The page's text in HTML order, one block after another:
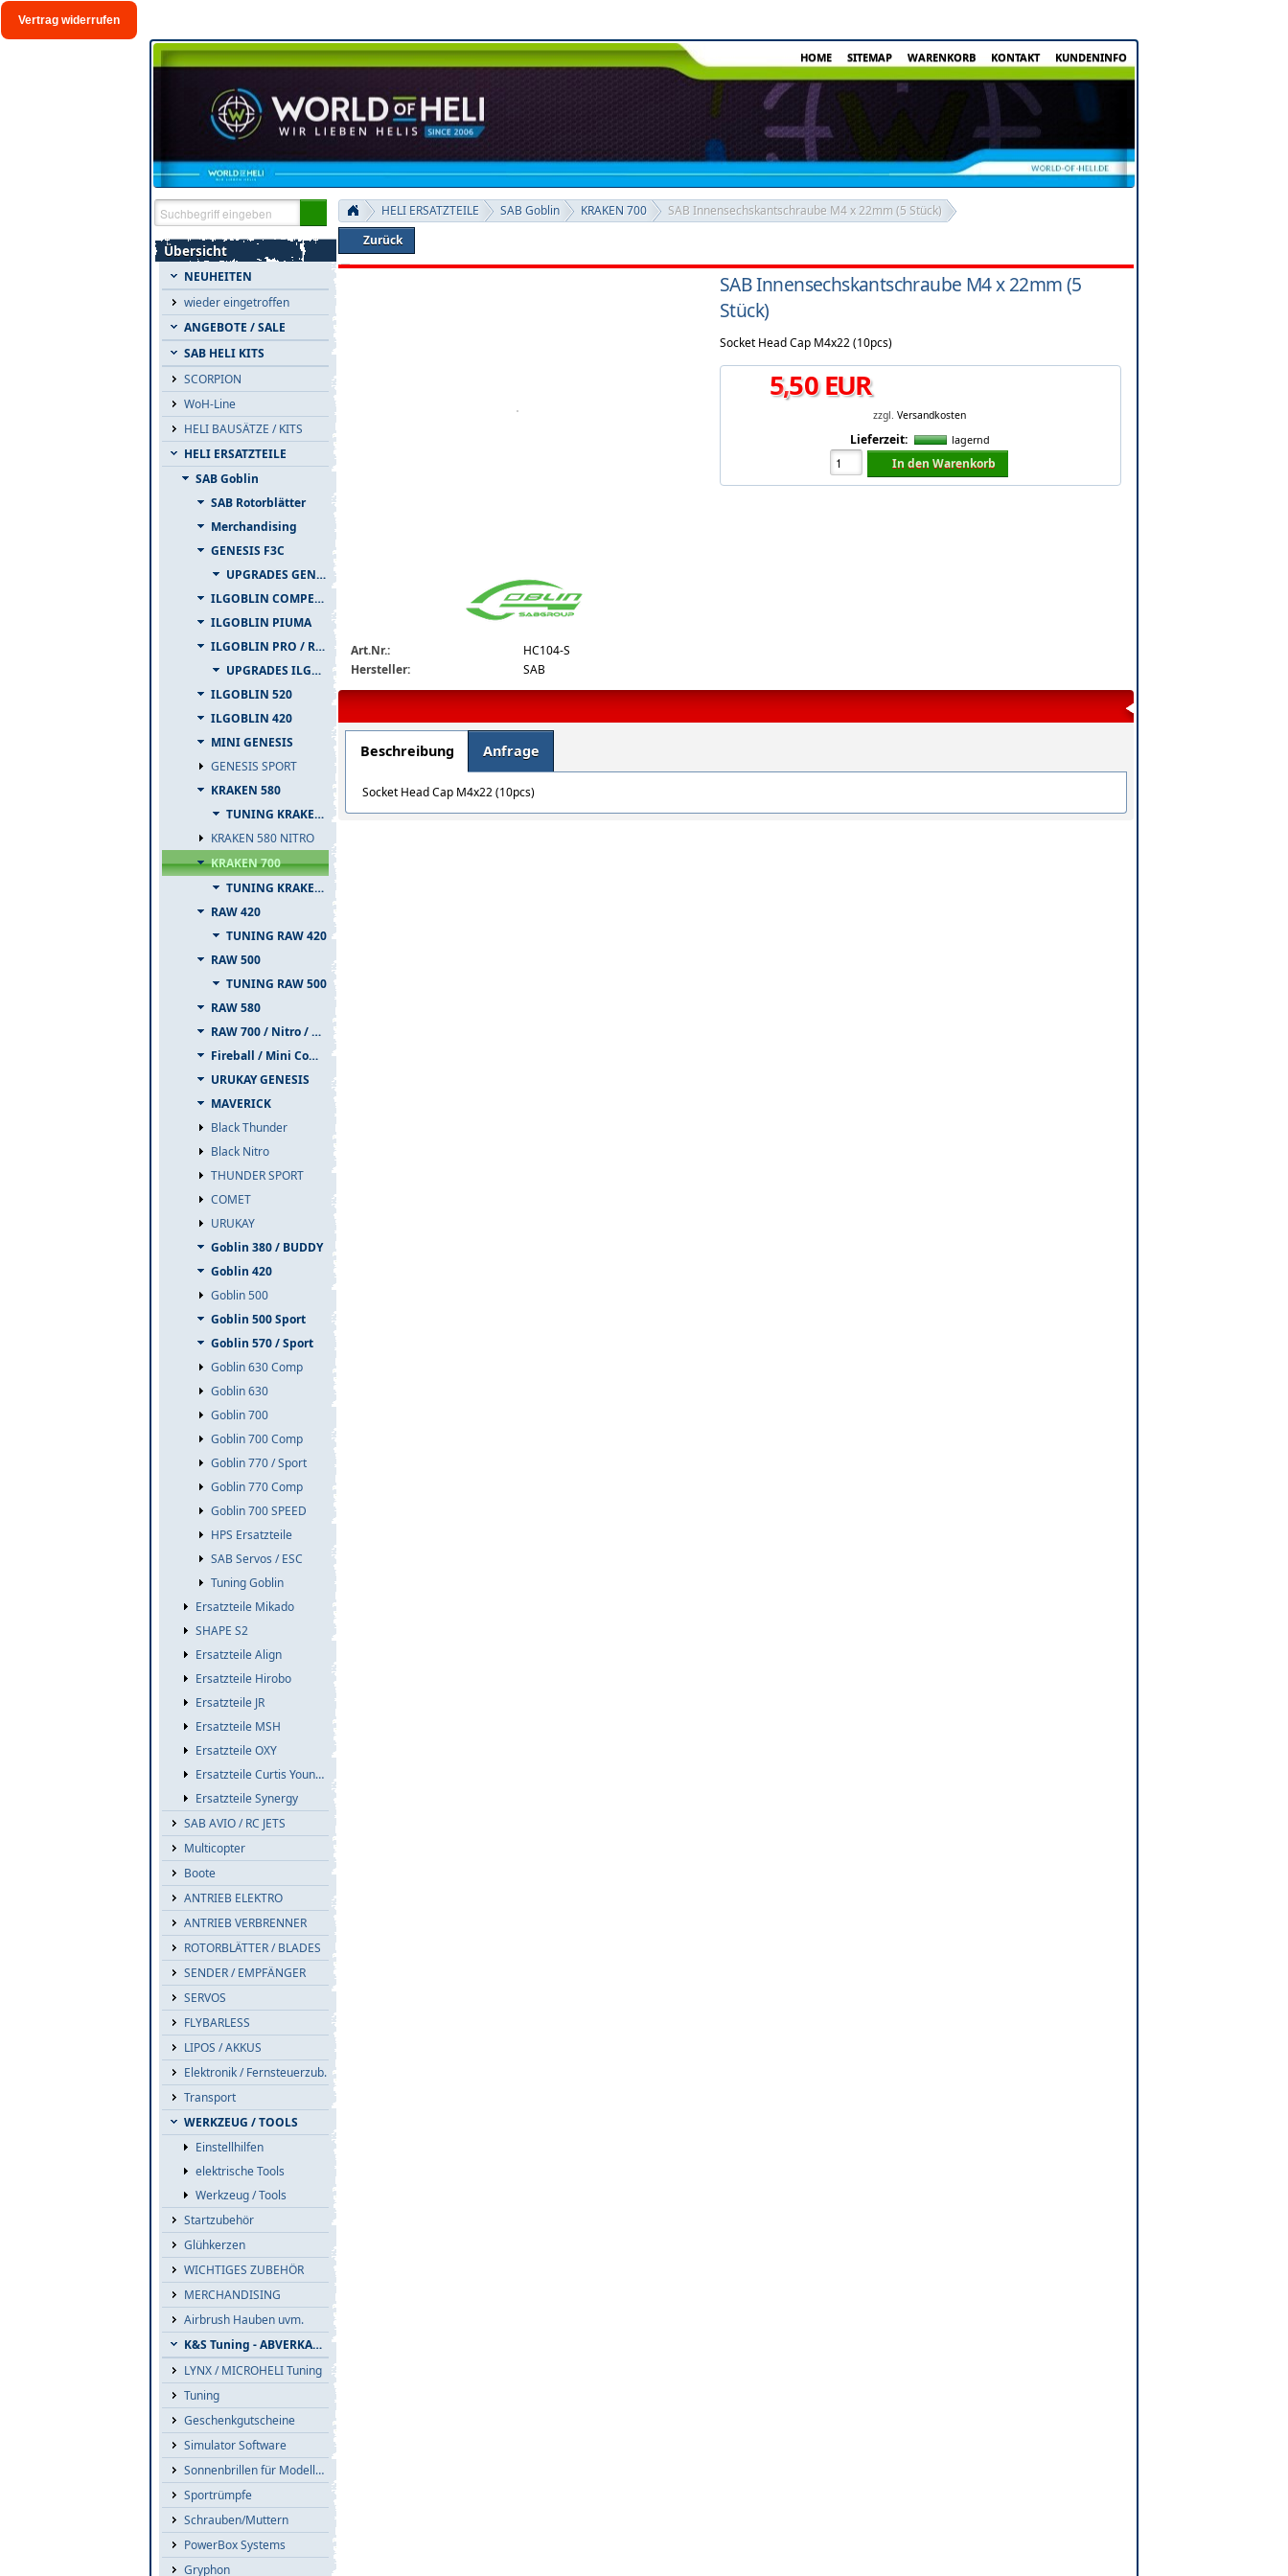
Vertrag widerrufen
HOME SITEMAP WARENKORB KONTAKT KUNDENINFO
Übersicht
NEUHEITEN
wieder eingetroffen
ANGEBOTE / SALE
SAB HELI KITS
SCORPION
WoH-Line
HELI BAUSÄTZE / KITS
HELI ERSATZTEILE
SAB Goblin
SAB Rotorblätter
Merchandising
GENESIS F3C
UPGRADES GENESIS F3C
ILGOBLIN COMPETIZIONE
ILGOBLIN PIUMA
ILGOBLIN PRO / RAW 700
UPGRADES ILGOBLIN PRO / RAW 700
ILGOBLIN 520
ILGOBLIN 420
MINI GENESIS
GENESIS SPORT
KRAKEN 580
TUNING KRAKEN 580
KRAKEN 580 NITRO
KRAKEN 700
TUNING KRAKEN 700
RAW 420
TUNING RAW 420
RAW 500
TUNING RAW 500
RAW 580
RAW 700 / Nitro / PIUMA
Fireball / Mini Comet
URUKAY GENESIS
MAVERICK
Black Thunder
Black Nitro
THUNDER SPORT
COMET
URUKAY
Goblin 380 / BUDDY
Goblin 420
Goblin 500
Goblin 500 Sport
Goblin 570 / Sport
Goblin 630 Comp
Goblin 630
Goblin 700
Goblin 700 Comp
Goblin 770 / Sport
Goblin 770 Comp
Goblin 700 SPEED
HPS Ersatzteile
SAB Servos / ESC
Tuning Goblin
Ersatzteile Mikado
SHAPE S2
Ersatzteile Align
Ersatzteile Hirobo
Ersatzteile JR
Ersatzteile MSH
Ersatzteile OXY
Ersatzteile Curtis Youngblood
Ersatzteile Synergy
SAB AVIO / RC JETS
Multicopter
Boote
ANTRIEB ELEKTRO
ANTRIEB VERBRENNER
ROTORBLÄTTER / BLADES
SENDER / EMPFÄNGER
SERVOS
FLYBARLESS
LIPOS / AKKUS
Elektronik / Fernsteuerzub.
Transport
WERKZEUG / TOOLS
Einstellhilfen
elektrische Tools
Werkzeug / Tools
Startzubehör
Glühkerzen
WICHTIGES ZUBEHÖR
MERCHANDISING
Airbrush Hauben uvm.
K&S Tuning - ABVERKAUF
LYNX / MICROHELI Tuning
Tuning
Geschenkgutscheine
Simulator Software
Sonnenbrillen für Modellflieger
Sportrümpfe
Schrauben/Muttern
PowerBox Systems
Gryphon
HELI ERSATZTEILE SAB Goblin KRAKEN 700
SAB Innensechskantschraube M4 x 22mm (5 Stück)
Zurück
Art.Nr.:
HC104-S
Hersteller:
SAB
SAB Innensechskantschraube M4 x 22mm (5
Stück)
Socket Head Cap M4x22 (10pcs)
5,50EUR
zzgl. Versandkosten
Lieferzeit: lagernd
In den Warenkorb
Beschreibung Anfrage
Socket Head Cap M4x22 (10pcs)